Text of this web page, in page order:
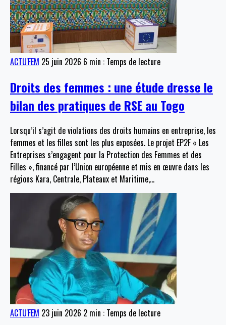
ACTU'FEM 25 juin 2026 6 min : Temps de lecture
Droits des femmes : une étude dresse le
bilan des pratiques de RSE au Togo
Lorsqu’il s’agit de violations des droits humains en entreprise, les
femmes et les filles sont les plus exposées. Le projet EP2F « Les
Entreprises s’engagent pour la Protection des Femmes et des
Filles », financé par l’Union européenne et mis en œuvre dans les
régions Kara, Centrale, Plateaux et Maritime,…
ACTU'FEM 23 juin 2026 2 min : Temps de lecture